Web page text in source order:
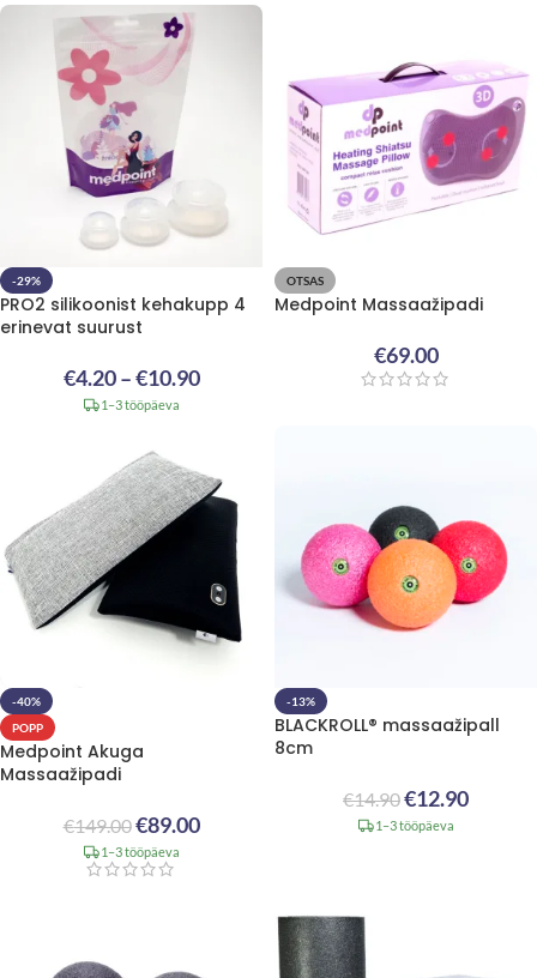
-29%
PRO2 silikoonist kehakupp 4
erinevat suurust
€4.20 –€10.90
1–3 tööpäeva
OTSAS
Medpoint Massaažipadi
€69.00
-40%
POPP
Medpoint Akuga
Massaažipadi
€149.00€89.00
1–3 tööpäeva
-13%
BLACKROLL® massaažipall
8cm
€14.90€12.90
1–3 tööpäeva